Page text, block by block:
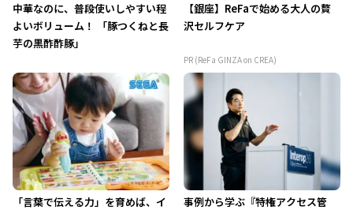
中華なのに、普段使いしやすい程
よいボリューム！ 「豚つくねと長
芋の黒酢酢豚」
【銀座】ReFaで始める大人の贅
沢セルフケア
PR (ReFa GINZA on CREA)
「言葉で伝える力」を育めば、イ
事例から学ぶ『特権アクセス管